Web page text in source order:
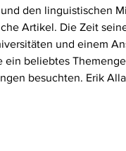
den linguistischen
Artikel. Die Zeit
und einem
ein beliebtes
besuchten. Erik